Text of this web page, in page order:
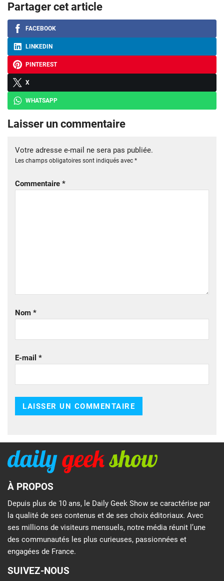
Partager cet article
FACEBOOK
LINKEDIN
PINTEREST
X
WHATSAPP
Laisser un commentaire
Votre adresse e-mail ne sera pas publiée.
Les champs obligatoires sont indiqués avec *
Commentaire *
Nom *
E-mail *
À PROPOS
Depuis plus de 10 ans, le Daily Geek Show se caractérise par
la qualité de ses contenus et de ses choix éditoriaux. Avec
ses millions de visiteurs mensuels, notre média réunit l’une
des communautés les plus curieuses, passionnées et
engagées de France.
SUIVEZ-NOUS